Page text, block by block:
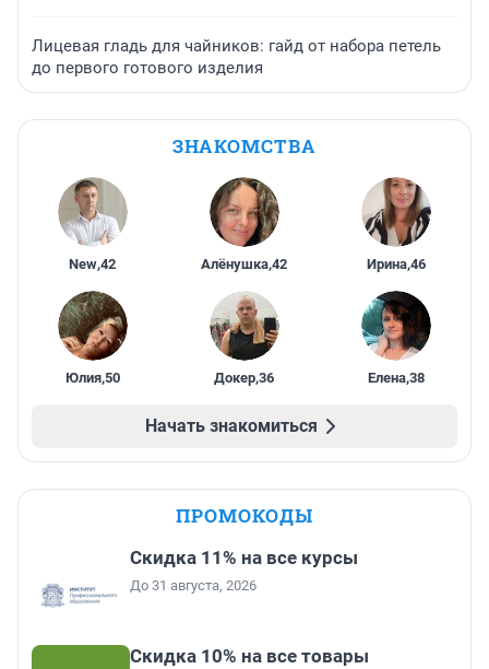
Лицевая гладь для чайников: гайд от набора петель
до первого готового изделия
ЗНАКОМСТВА
New,42 Алёнушка,42 Ирина,46
Юлия,50 Докер,36 Елена,38
Начать знакомиться
ПРОМОКОДЫ
Скидка 11% на все курсы
До 31 августа, 2026
Скидка 10% на все товары